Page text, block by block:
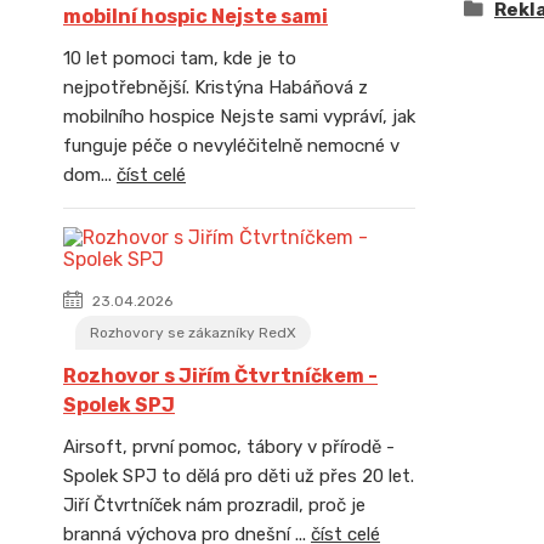
mobilní hospic Nejste sami
10 let pomoci tam, kde je to
nejpotřebnější. Kristýna Habáňová z
mobilního hospice Nejste sami vypráví, jak
funguje péče o nevyléčitelně nemocné v
dom... číst celé
23.04.2026
Rozhovory se zákazníky RedX
Rozhovor s Jiřím Čtvrtníčkem -
Spolek SPJ
Airsoft, první pomoc, tábory v přírodě -
Spolek SPJ to dělá pro děti už přes 20 let.
Jiří Čtvrtníček nám prozradil, proč je
branná výchova pro dnešní ... číst celé